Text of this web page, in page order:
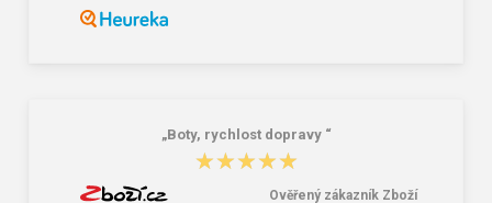
„Boty, rychlost dopravy “
★★★★★
★★★★★
Ověřený zákazník Zboží